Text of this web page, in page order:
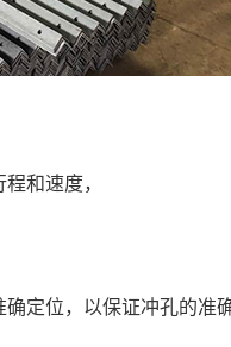
和速度，
定位，以保证冲孔的准